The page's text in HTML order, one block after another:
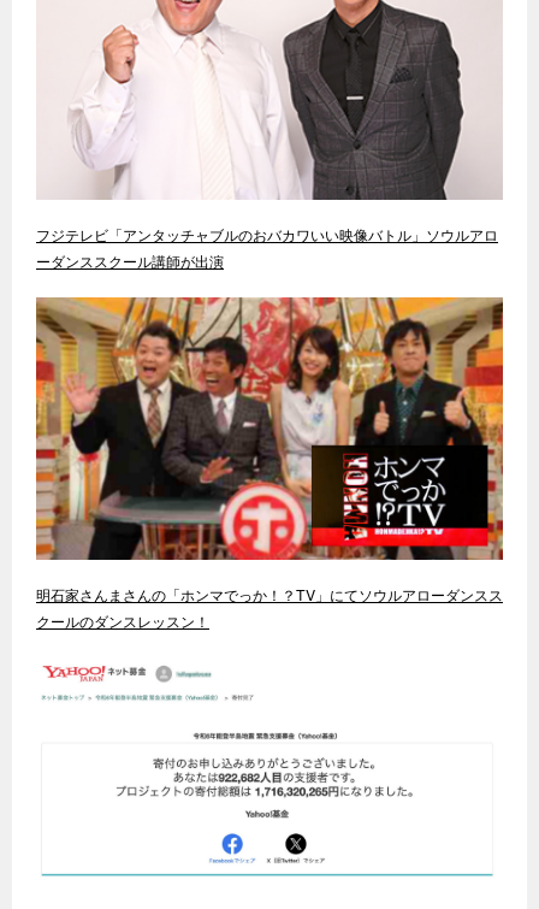
フジテレビ「アンタッチャブルのおバカワいい映像バトル」ソウルアロ
ーダンススクール講師が出演
明石家さんまさんの「ホンマでっか！？TV」にてソウルアローダンスス
クールのダンスレッスン！